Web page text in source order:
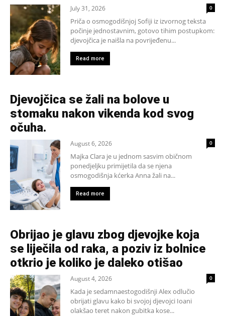
July 31, 2026 0
Priča o osmogodišnjoj Sofiji iz izvornog teksta
počinje jednostavnim, gotovo tihim postupkom:
djevojčica je naišla na povrijeđenu...
Read more
Djevojčica se žali na bolove u
stomaku nakon vikenda kod svog
očuha.
August 6, 2026 0
Majka Clara je u jednom sasvim običnom
ponedjeljku primijetila da se njena
osmogodišnja kćerka Anna žali na...
Read more
Obrijao je glavu zbog djevojke koja
se liječila od raka, a poziv iz bolnice
otkrio je koliko je daleko otišao
August 4, 2026 0
Kada je sedamnaestogodišnji Alex odlučio
obrijati glavu kako bi svojoj djevojci Ioani
olakšao teret nakon gubitka kose...